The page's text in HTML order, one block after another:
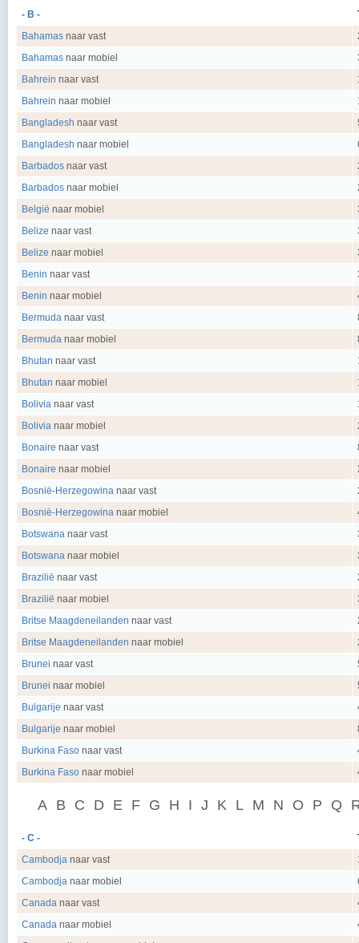
- B -
Bahamas naar vast
Bahamas naar mobiel
Bahrein naar vast
Bahrein naar mobiel
Bangladesh naar vast
Bangladesh naar mobiel
Barbados naar vast
Barbados naar mobiel
België naar mobiel
Belize naar vast
Belize naar mobiel
Benin naar vast
Benin naar mobiel
Bermuda naar vast
Bermuda naar mobiel
Bhutan naar vast
Bhutan naar mobiel
Bolivia naar vast
Bolivia naar mobiel
Bonaire naar vast
Bonaire naar mobiel
Bosnië-Herzegowina naar vast
Bosnië-Herzegowina naar mobiel
Botswana naar vast
Botswana naar mobiel
Brazilië naar vast
Brazilië naar mobiel
Britse Maagdeneilanden naar vast
Britse Maagdeneilanden naar mobiel
Brunei naar vast
Brunei naar mobiel
Bulgarije naar vast
Bulgarije naar mobiel
Burkina Faso naar vast
Burkina Faso naar mobiel
A B C D E F G H I J K L M N O P Q
- C -
Cambodja naar vast
Cambodja naar mobiel
Canada naar vast
Canada naar mobiel